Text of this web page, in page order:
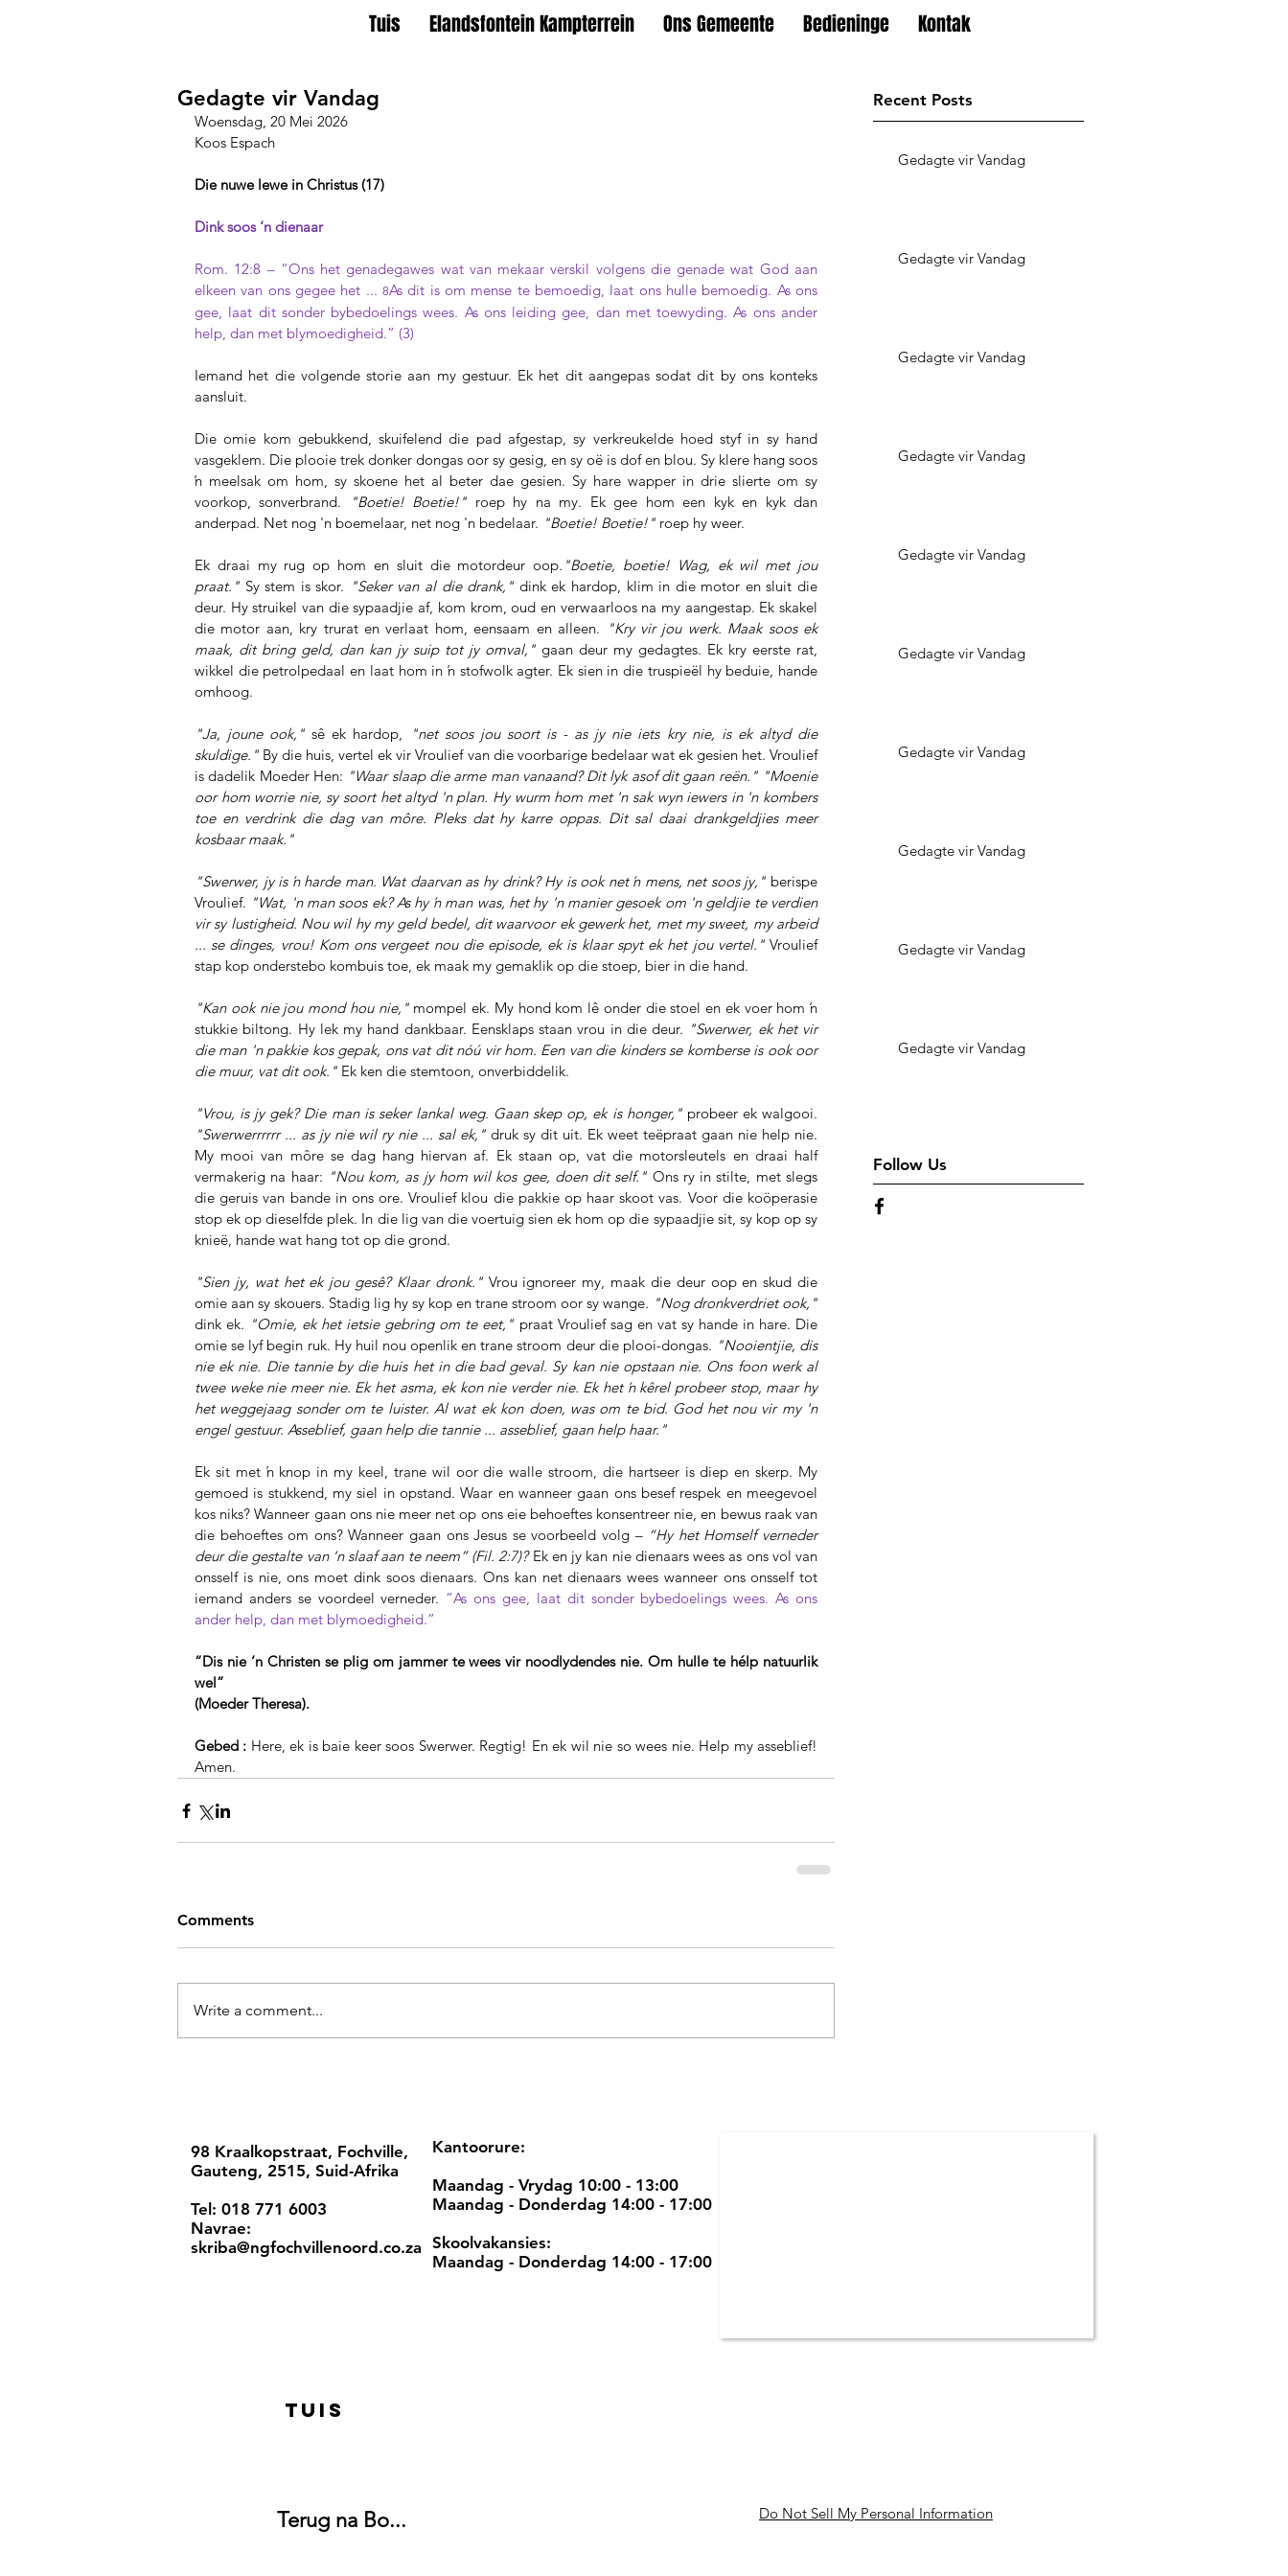
Tuis Elandsfontein Kampterrein Ons Gemeente Bedieninge Kontak
Gedagte vir Vandag
Woensdag, 20 Mei 2026
Koos Espach
Die nuwe lewe in Christus (17)
Dink soos ‘n dienaar
Rom. 12:8 – “Ons het genadegawes wat van mekaar verskil volgens die genade wat God aan
elkeen van ons gegee het ... 8As dit is om mense te bemoedig, laat ons hulle bemoedig. As ons
gee, laat dit sonder bybedoelings wees. As ons leiding gee, dan met toewyding. As ons ander
help, dan met blymoedigheid.” (3)
Iemand het die volgende storie aan my gestuur. Ek het dit aangepas sodat dit by ons konteks
aansluit.
Die omie kom gebukkend, skuifelend die pad afgestap, sy verkreukelde hoed styf in sy hand
vasgeklem. Die plooie trek donker dongas oor sy gesig, en sy oë is dof en blou. Sy klere hang soos
ŉ meelsak om hom, sy skoene het al beter dae gesien. Sy hare wapper in drie slierte om sy
voorkop, sonverbrand.
"Boetie! Boetie!" roep hy na my. Ek gee hom een kyk en kyk dan
anderpad. Net nog 'n boemelaar, net nog 'n bedelaar. "Boetie! Boetie!" roep hy weer.
Ek draai my rug op hom en sluit die motordeur oop."Boetie, boetie! Wag, ek wil met jou
praat." Sy stem is skor. "Seker van al die drank," dink ek hardop, klim in die motor en sluit die
deur. Hy struikel van die sypaadjie af, kom krom, oud en verwaarloos na my aangestap. Ek skakel
die motor aan, kry trurat en verlaat hom, eensaam en alleen.
"Kry vir jou werk. Maak soos ek
maak, dit bring geld, dan kan jy suip tot jy omval," gaan deur my gedagtes. Ek kry eerste rat,
wikkel die petrolpedaal en laat hom in ŉ stofwolk agter. Ek sien in die truspieël hy beduie, hande
omhoog.
"Ja, joune ook," sê ek hardop,
"net soos jou soort is - as jy nie iets kry nie, is ek altyd die
skuldige." By die huis, vertel ek vir Vroulief van die voorbarige bedelaar wat ek gesien het. Vroulief
is dadelik Moeder Hen: "Waar slaap die arme man vanaand? Dit lyk asof dit gaan reën." "Moenie
oor hom worrie nie, sy soort het altyd 'n plan. Hy wurm hom met 'n sak wyn iewers in 'n kombers
toe en verdrink die dag van môre. Pleks dat hy karre oppas. Dit sal daai drankgeldjies meer
kosbaar maak."
"Swerwer, jy is ŉ harde man. Wat daarvan as hy drink? Hy is ook net ŉ mens, net soos jy," berispe
Vroulief. "Wat, 'n man soos ek? As hy ŉ man was, het hy 'n manier gesoek om 'n geldjie te verdien
vir sy lustigheid. Nou wil hy my geld bedel, dit waarvoor ek gewerk het, met my sweet, my arbeid
... se dinges, vrou! Kom ons vergeet nou die episode, ek is klaar spyt ek het jou vertel." Vroulief
stap kop onderstebo kombuis toe, ek maak my gemaklik op die stoep, bier in die hand.
"Kan ook nie jou mond hou nie," mompel ek. My hond kom lê onder die stoel en ek voer hom ŉ
stukkie biltong. Hy lek my hand dankbaar. Eensklaps staan vrou in die deur. "Swerwer, ek het vir
die man 'n pakkie kos gepak, ons vat dit nóú vir hom. Een van die kinders se komberse is ook oor
die muur, vat dit ook." Ek ken die stemtoon, onverbiddelik.
"Vrou, is jy gek? Die man is seker lankal weg. Gaan skep op, ek is honger,"
"Swerwerrrrrr ... as jy nie wil ry nie ... sal ek," druk sy dit uit. Ek weet teëpraat gaan nie help nie.
My mooi van môre se dag hang hiervan af. Ek staan op, vat die motorsleutels en draai half
vermakerig na haar: "Nou kom, as jy hom wil kos gee, doen dit self." Ons ry in stilte, met slegs
die geruis van bande in ons ore. Vroulief klou die pakkie op haar skoot vas. Voor die koöperasie
stop ek op dieselfde plek. In die lig van die voertuig sien ek hom op die sypaadjie sit, sy kop op sy
knieë, hande wat hang tot op die grond.
"Sien jy, wat het ek jou gesê? Klaar dronk." Vrou ignoreer my, maak die deur oop en skud die
omie aan sy skouers. Stadig lig hy sy kop en trane stroom oor sy wange
dink ek. "Omie, ek het ietsie gebring om te eet," praat Vroulief sag en vat sy hande in hare. Die
omie se lyf begin ruk. Hy huil nou openlik en trane stroom deur die plooi-dongas. "Nooientjie, dis
nie ek nie. Die tannie by die huis het in die bad geval. Sy kan nie opstaan nie. Ons foon werk al
twee weke nie meer nie. Ek het asma, ek kon nie verder nie. Ek het ŉ kêrel probeer stop, maar hy
het weggejaag sonder om te luister. Al wat ek kon doen, was om te bid. God het nou vir my 'n
engel gestuur. Asseblief, gaan help die tannie ... asseblief, gaan help haar."
Ek sit met ŉ knop in my keel, trane wil oor die walle stroom, die hartseer is diep en skerp. My
gemoed is stukkend, my siel in opstand. Waar en wanneer gaan ons besef respek en meegevoel
kos niks? Wanneer gaan ons nie meer net op ons eie behoeftes konsentreer nie, en bewus raak van
die behoeftes om ons? Wanneer gaan ons Jesus se voorbeeld volg – “Hy het Homself verneder
deur die gestalte van ‘n slaaf aan te neem” (Fil. 2:7)? Ek en jy kan nie dienaars wees as ons vol van
onsself is nie, ons moet dink soos dienaars. Ons kan net dienaars wees wanneer ons onsself tot
iemand anders se voordeel verneder. “As ons gee, laat dit sonder bybedoelings wees. As ons
ander help, dan met blymoedigheid.”
“Dis nie ‘n Christen se plig om jammer te wees vir noodlydendes nie. Om hulle te hélp natuurlik
wel”
(Moeder Theresa).
Gebed : Here, ek is baie keer soos Swerwer. Regtig! En ek wil nie so wees nie. Help my asseblief!
Amen.
Comments
Write a comment...
Recent Posts
Gedagte vir Vandag
Gedagte vir Vandag
Gedagte vir Vandag
Gedagte vir Vandag
Gedagte vir Vandag
Gedagte vir Vandag
Gedagte vir Vandag
Gedagte vir Vandag
Gedagte vir Vandag
Gedagte vir Vandag
Follow Us
98 Kraalkopstraat, Fochville,
Gauteng, 2515, Suid-Afrika
Tel: 018 771 6003
Navrae:
skriba@ngfochvillenoord.co.za
Kantoorure:
Maandag - Vrydag 10:00 - 13:00
Maandag - Donderdag 14:00 - 17:00
Skoolvakansies:
Maandag - Donderdag 14:00 - 17:00
Tuis
Terug na Bo... Do Not Sell My Personal Information